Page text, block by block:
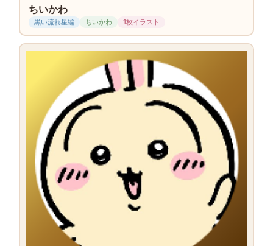
ちいかわ
黒い流れ星編 ちいかわ 1枚イラスト